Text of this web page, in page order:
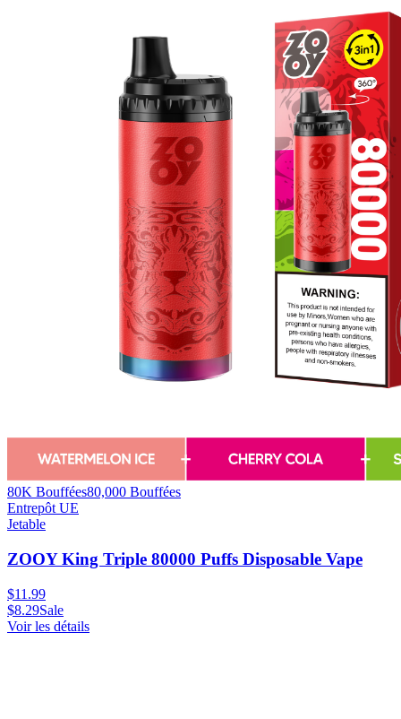
80K Bouffées80,000 Bouffées
Entrepôt UE
Jetable
ZOOY King Triple 80000 Puffs Disposable Vape
$11.99
$8.29Sale
Voir les détails